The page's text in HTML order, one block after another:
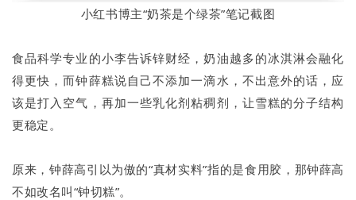
小红书博主“奶茶是个绿茶”笔记截图
食品科学专业的小李告诉锌财经，奶油越多的冰淇淋会融化
得更快，而钟薛糕说自己不添加一滴水，不出意外的话，应
该是打入空气，再加一些乳化剂粘稠剂，让雪糕的分子结构
更稳定。
原来，钟薛高引以为傲的“真材实料”指的是食用胶，那钟薛高
不如改名叫“钟切糕”。